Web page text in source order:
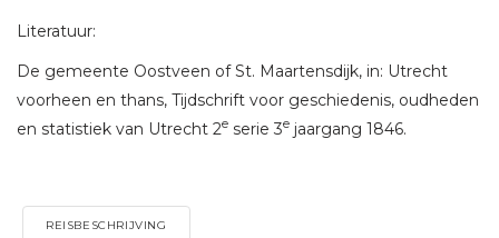
Literatuur:
De gemeente Oostveen of St. Maartensdijk, in: Utrecht
voorheen en thans, Tijdschrift voor geschiedenis, oudheden
en statistiek van Utrecht 2e serie 3e jaargang 1846.
REISBESCHRIJVING